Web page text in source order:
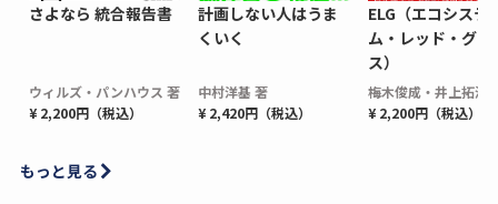
さよなら 統合報告書
ウィルズ・パンハウス 著
¥ 2,200円（税込）
計画しない人はうま
くいく
中村洋基 著
¥ 2,420円（税込）
ELG（エコシステ
ム・レッド・グロ
ス）
梅木俊成・井上拓海
¥ 2,200円（税込）
もっと見る